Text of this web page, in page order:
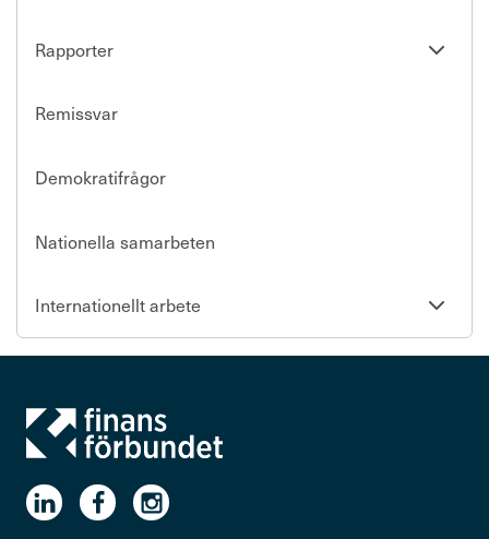
Rapporter
Se
Remissvar
Demokratifrågor
Nationella samarbeten
Internationellt arbete
Se